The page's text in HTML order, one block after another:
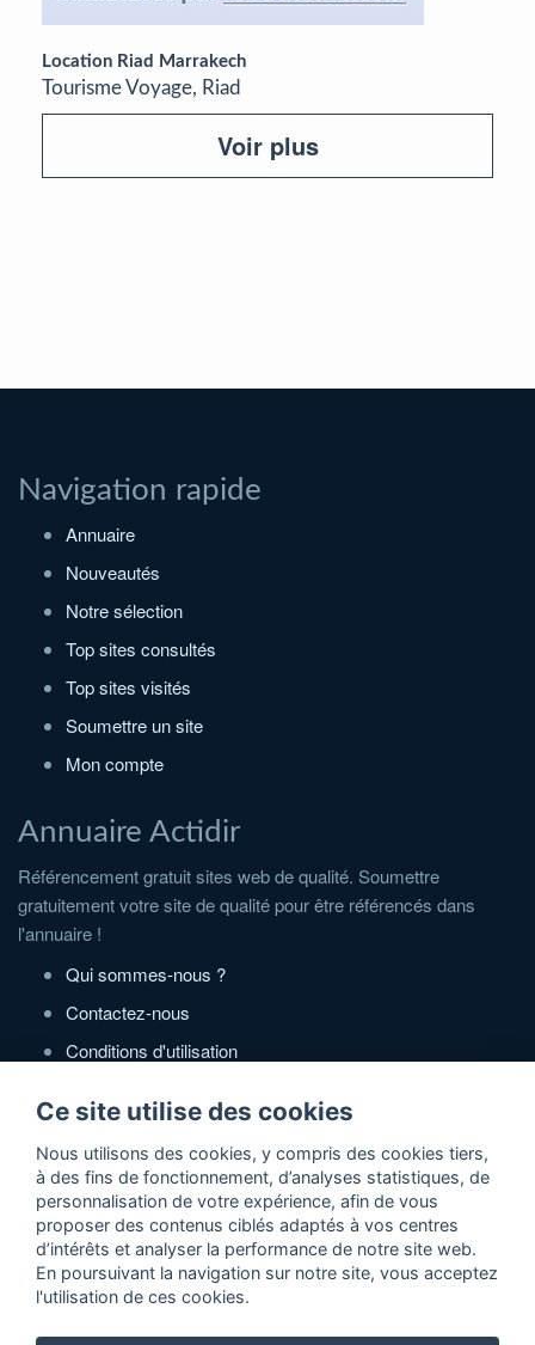
Location Riad Marrakech
Tourisme Voyage, Riad
Voir plus
Navigation rapide
Annuaire
Nouveautés
Notre sélection
Top sites consultés
Top sites visités
Soumettre un site
Mon compte
Annuaire Actidir
Référencement gratuit sites web de qualité. Soumettre
gratuitement votre site de qualité pour être référencés dans
l'annuaire !
Qui sommes-nous ?
Contactez-nous
Conditions d'utilisation
Partenaires
Zone Annonces Gratuites
Locations vacances entre particuliers
Ruedesvacances
Ce site utilise des cookies
Nous utilisons des cookies, y compris des cookies tiers,
à des fins de fonctionnement, d’analyses statistiques, de
personnalisation de votre expérience, afin de vous
proposer des contenus ciblés adaptés à vos centres
d’intérêts et analyser la performance de notre site web.
En poursuivant la navigation sur notre site, vous acceptez
l'utilisation de ces cookies.